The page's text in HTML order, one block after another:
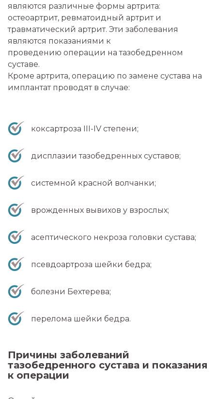
являются различные формы артрита:
остеоартрит, ревматоидный артрит и
травматический артрит. Эти заболевания
являются показаниями к
проведению операции на тазобедренном
суставе.
Кроме артрита, операцию по замене сустава на
имплантат проводят в случае:
коксартроза III-IV степени;
дисплазии тазобедренных суставов;
системной красной волчанки;
врожденных вывихов у взрослых;
асептического некроза головки сустава;
псевдоартроза шейки бедра;
болезни Бехтерева;
перелома шейки бедра.
Причины заболеваний
тазобедренного сустава и показания
к операции